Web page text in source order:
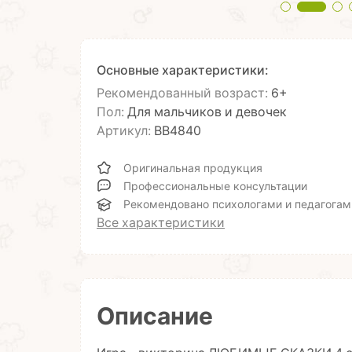
Основные характеристики:
Рекомендованный возраст: 6+
Пол: Для мальчиков и девочек
Артикул: ВВ4840
Оригинальная продукция
Профессиональные консультации
Рекомендовано психологами и
Все характеристики
Описание